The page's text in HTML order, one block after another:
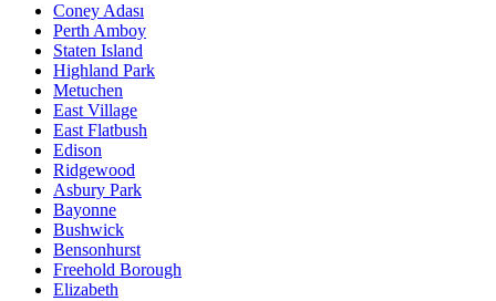
Coney Adası
Perth Amboy
Staten Island
Highland Park
Metuchen
East Village
East Flatbush
Edison
Ridgewood
Asbury Park
Bayonne
Bushwick
Bensonhurst
Freehold Borough
Elizabeth